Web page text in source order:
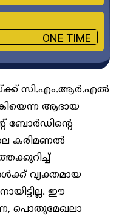
ONE TIME
സി.എം.ആർ.എൽ
ആദായ
ബോര്‍ഡിന്റെ
കരിമണൽ
വ്യക്തമായ
ഈ
പൊതുമേഖലാ